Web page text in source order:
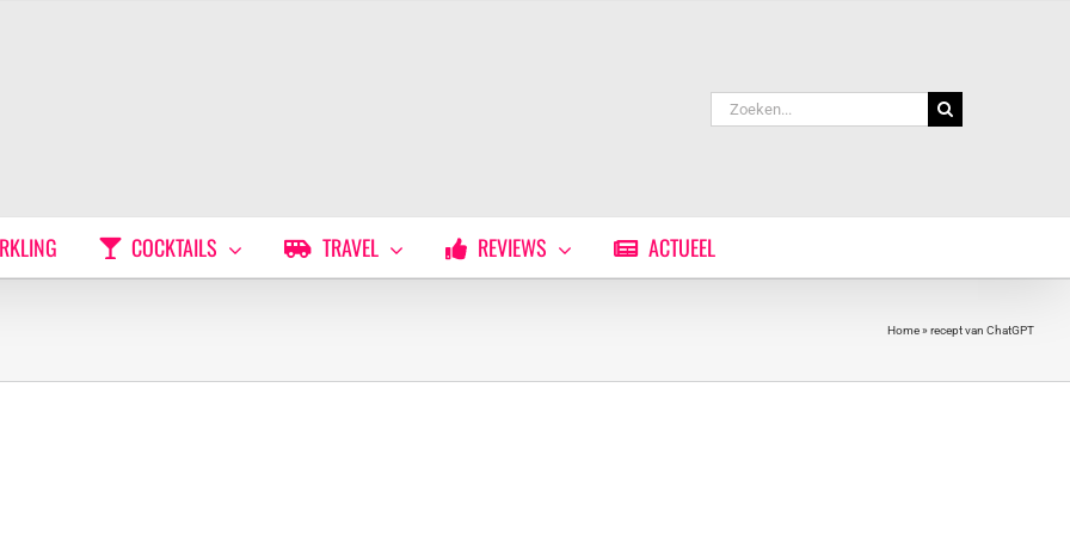
Zoeken
naar:
COCKTAILS TRAVEL REVIEWS ACTUEEL
Home» recept van ChatGPT